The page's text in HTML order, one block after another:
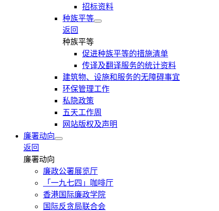
招标资料
种族平等
返回
种族平等
促进种族平等的措施清单
传译及翻译服务的统计资料
建筑物、设施和服务的无障碍事宜
环保管理工作
私隐政策
五天工作周
网站版权及声明
廉署动向
返回
廉署动向
廉政公署展览厅
「一九七四」咖啡厅
香港国际廉政学院
国际反贪局联合会